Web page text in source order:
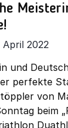
2022
und
perfekte
von
beim